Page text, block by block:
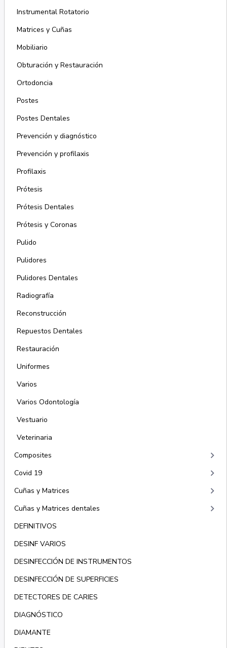
Instrumental Rotatorio
Matrices y Cuñas
Mobiliario
Obturación y Restauración
Ortodoncia
Postes
Postes Dentales
Prevención y diagnóstico
Prevención y profilaxis
Profilaxis
Prótesis
Prótesis Dentales
Prótesis y Coronas
Pulido
Pulidores
Pulidores Dentales
Radiografía
Reconstrucción
Repuestos Dentales
Restauración
Uniformes
Varios
Varios Odontología
Vestuario
Veterinaria
Composites
keyboard_arrow_right
Covid 19 keyboard_arrow_right
Cuñas y Matrices keyboard_arrow_right
Cuñas y Matrices dentales keyboard_arrow_right
DEFINITIVOS
DESINF VARIOS
DESINFECCIÓN DE INSTRUMENTOS
DESINFECCIÓN DE SUPERFICIES
DETECTORES DE CARIES
DIAGNÓSTICO
DIAMANTE